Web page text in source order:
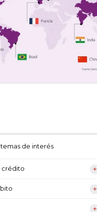
de interés
crédito